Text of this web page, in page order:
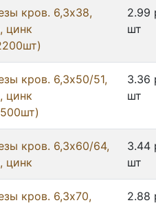
кров. 6,3x38,
цинк
2.99
шт
кров. 6,3x50/51,
цинк
3.36
шт
кров. 6,3x60/64,
цинк
3.44
шт
кров. 6,3x70,
2.88